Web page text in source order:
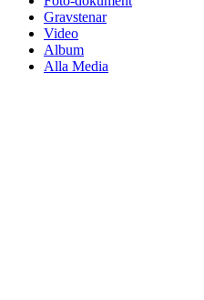
Gravstenar
Video
Album
Alla Media